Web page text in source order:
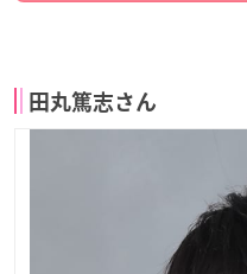
田丸篤志さん